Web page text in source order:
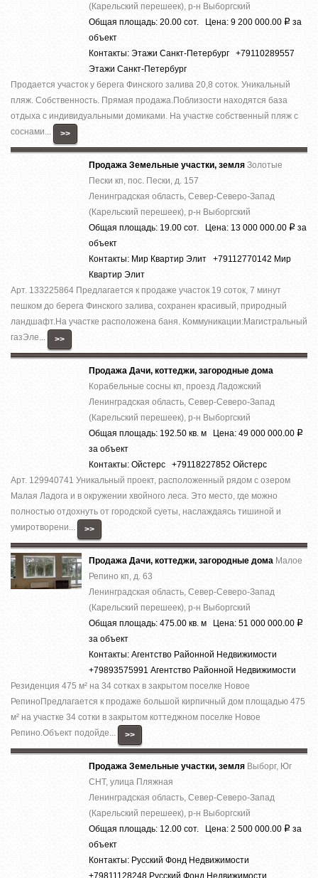
(Карельский перешеек), р-н Выборгский
Общая площадь: 20.00 сот. Цена: 9 200 000.00 Р за
объект
Контакты: Этажи Санкт-Петербург +79110289557
Этажи Санкт-Петербург
Продается участок у берега Финского залива 20,8 соток. Уникальный
пляж. Собственность. Прямая продажа.Поблизости находятся база
отдыха с индивидуальными домиками. На участке собственный пляж с
соснами...
>>
Продажа Земельные участки, земля Золотые
Пески кп, пос. Пески, д. 157
Ленинградская область, Север-Северо-Запад
(Карельский перешеек), р-н Выборгский
Общая площадь: 19.00 сот. Цена: 13 000 000.00 Р за
объект
Контакты: Мир Квартир Элит +79112770142 Мир
Квартир Элит
Арт. 133225864 Предлагается к продаже участок 19 соток, 7 минут
пешком до берега Финского залива, сохранен красивый, природный
ландшафт.На участке расположена баня. Коммуникации:Магистральный
газЭле...
>>
Продажа Дачи, коттеджи, загородные дома
Корабельные сосны кп, проезд Ладожский
Ленинградская область, Север-Северо-Запад
(Карельский перешеек), р-н Выборгский
Общая площадь: 192.50 кв. м Цена: 49 000 000.00 Р
за объект
Контакты: Ойстерс +79118227852 Ойстерс
Арт. 129940741 Уникальный проект, расположенный рядом с озером
Малая Ладога и в окружении хвойного леса. Это место, где можно
полностью отдохнуть от городской суеты, наслаждаясь тишиной и
умиротворени...
>>
Продажа Дачи, коттеджи, загородные дома Малое
Репино кп, д. 63
Ленинградская область, Север-Северо-Запад
(Карельский перешеек), р-н Выборгский
Общая площадь: 475.00 кв. м Цена: 51 000 000.00 Р
за объект
Контакты: Агентство Районной Недвижимости
+79893575991 Агентство Районной Недвижимости
Резиденция 475 м² на 34 сотках в закрытом поселке Новое
РепиноПредлагается к продаже большой кирпичный дом площадью 475
м² на участке 34 сотки в закрытом коттеджном поселке Новое
Репино.Объект подойде...
>>
Продажа Земельные участки, земля Выборг, Юг
СНТ, улица Пляжная
Ленинградская область, Север-Северо-Запад
(Карельский перешеек), р-н Выборгский
Общая площадь: 12.00 сот. Цена: 2 500 000.00 Р за
объект
Контакты: Русский Фонд Недвижимости
+79811128248 Русский Фонд Недвижимости